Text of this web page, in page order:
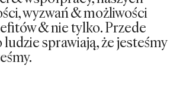
wyzwań & możliwości
& nie tylko. Przede
sprawiają, że jesteśmy